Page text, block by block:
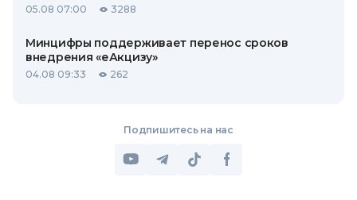
05.08 07:00 3288
Минцифры поддерживает перенос сроков
внедрения «еАкцизу»
04.08 09:33 262
Подпишитесь на нас